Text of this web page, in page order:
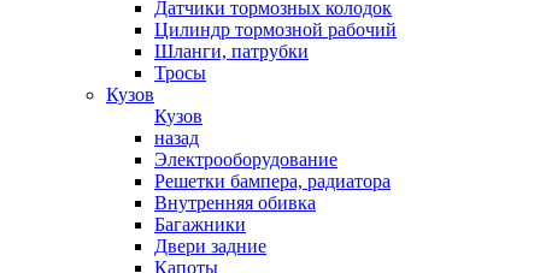
Датчики тормозных колодок
Цилиндр тормозной рабочий
Шланги, патрубки
Тросы
Кузов
Кузов
назад
Электрооборудование
Решетки бампера, радиатора
Внутренняя обивка
Багажники
Двери задние
Капоты